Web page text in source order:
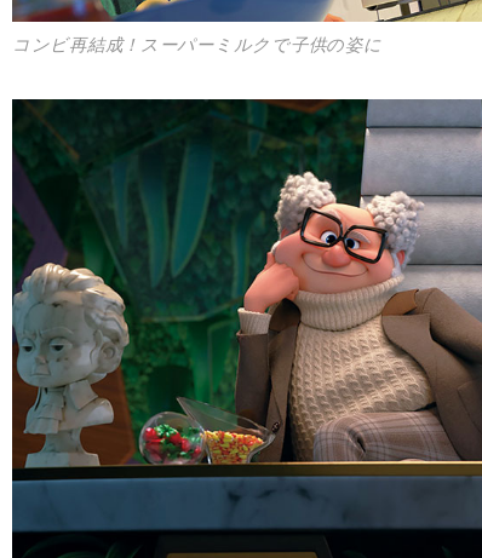
コンビ再結成！スーパーミルクで子供の姿に